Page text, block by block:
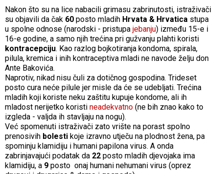
Nakon što su na lice nabacili grimasu zabrinutosti, istraživači
su objavili da čak 60 posto mladih Hrvata & Hrvatica stupa
u spolne odnose (narodski - pristupa jebanju) između 15-e i
16-e godine, a samo njih trećina pri gužvanju plahti koristi
kontracepciju. Kao razlog bojkotiranja kondoma, spirala,
pilula, kremica i inih kontraceptiva mladi ne navode želju don
Ante Bakovića.
Naprotiv, nikad nisu čuli za dotičnog gospodina. Trideset
posto cura neće pilule jer misle da će se udebljati. Trećina
mladih koji koriste neku zaštitu kupuje kondome, ali ih
mladost nerijetko koristi neadekvatno (ne bih znao kako to
izgleda - valjda ih stavljaju na nogu).
Već spomenuti istraživači zato vrište na porast spolno
prenosivih bolesti koje izravno utječu na plodnost žena, pa
spominju klamidiju i humani papilona virus. A onda
zabrinjavajući podatak da 22 posto mladih djevojaka ima
klamidiju, a 9 posto onaj humani nehumani virus (oprez